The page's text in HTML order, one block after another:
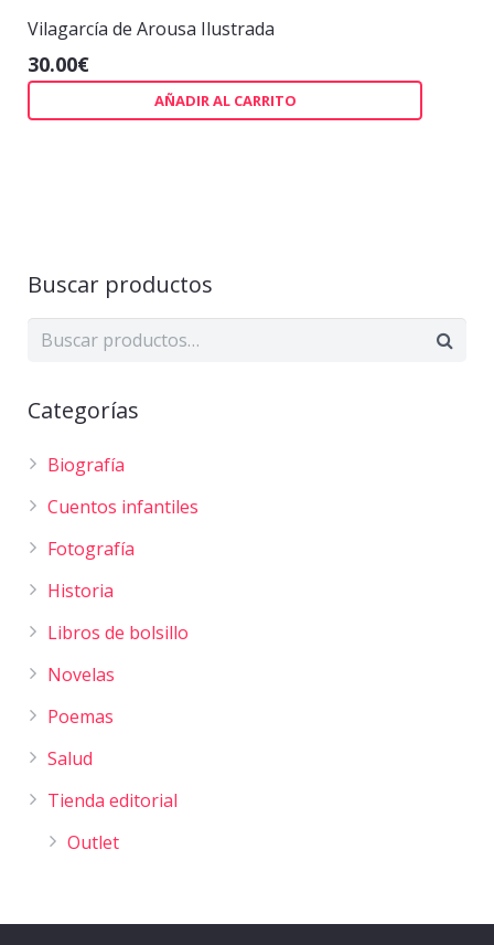
Vilagarcía de Arousa Ilustrada
30.00€
AÑADIR AL CARRITO
Buscar productos
Categorías
Biografía
Cuentos infantiles
Fotografía
Historia
Libros de bolsillo
Novelas
Poemas
Salud
Tienda editorial
Outlet